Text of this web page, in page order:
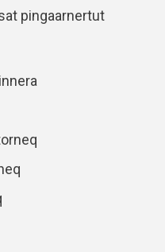
pingaarnertut